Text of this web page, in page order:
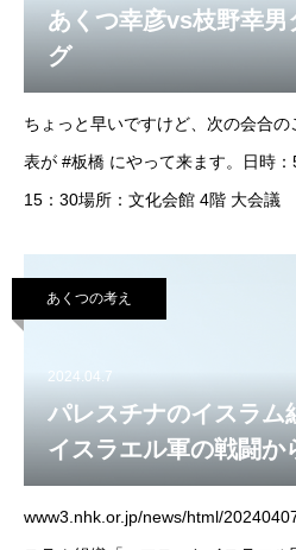
あくつ幸彦vs枝野幸男
グ
ちょっと早いですけど、次の会合
表が #板橋 にやって来ます。日
15：30場所：文化会館 4階 大会
す。
あくつの考え
2024.04.7
パレスチナのイスラム
イスラエル軍の戦闘か
www3.nhk.or.jp/news/html/